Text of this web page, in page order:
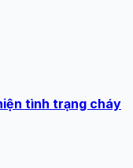
tình trạng cháy